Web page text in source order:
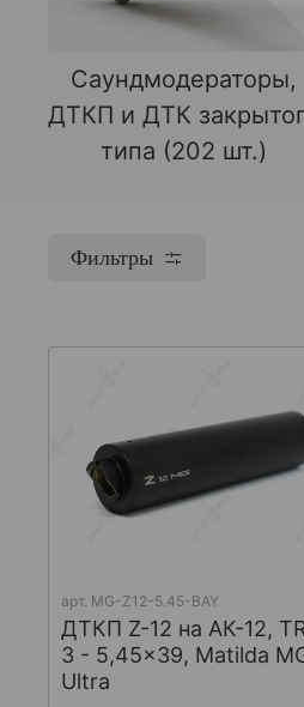
Саундмодераторы,
ДТКП и ДТК
типа (202 шт.)
Фильтры
арт. MG-Z12-5.45-BAY
ДТКП Z-12 на АК-12,
3 - 5,45x39, Matilda
Ultra